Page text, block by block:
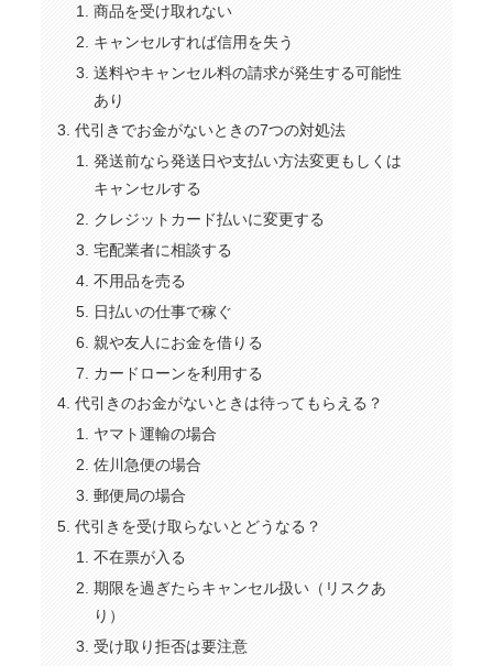
商品を受け取れない
キャンセルすれば信用を失う
送料やキャンセル料の請求が発生する可能性
あり
代引きでお金がないときの7つの対処法
発送前なら発送日や支払い方法変更もしくは
キャンセルする
クレジットカード払いに変更する
宅配業者に相談する
不用品を売る
日払いの仕事で稼ぐ
親や友人にお金を借りる
カードローンを利用する
代引きのお金がないときは待ってもらえる？
ヤマト運輸の場合
佐川急便の場合
郵便局の場合
代引きを受け取らないとどうなる？
不在票が入る
期限を過ぎたらキャンセル扱い（リスクあ
り）
受け取り拒否は要注意